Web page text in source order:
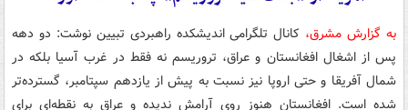
به گزارش مشرق، کانال تلگرامی اندیشکده راهبردی تبیین نوشت: دو دهه
پس از اشغال افغانستان و عراق، تروریسم نه فقط در غرب آسیا بلکه در
شمال آفریقا و حتی اروپا نیز نسبت به پیش از یازدهم سپتامبر، گسترده‌تر
شده است. افغانستان هنوز روی آرامش ندیده و عراق به نقطه‌ای برای